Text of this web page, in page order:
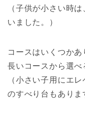
（子供が小さい時
いました。）
コースはいくつか
長いコースから選べ
（小さい子用にエ
のすべり台もありま